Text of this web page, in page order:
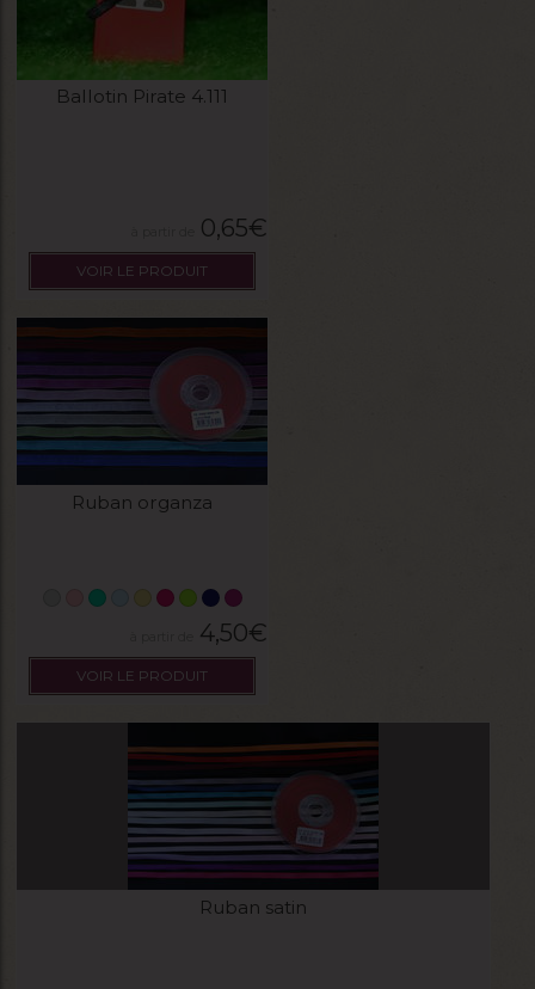
Ballotin Pirate 4.111
0,65€
VOIR LE PRODUIT
Ruban organza
4,50€
VOIR LE PRODUIT
Ruban satin